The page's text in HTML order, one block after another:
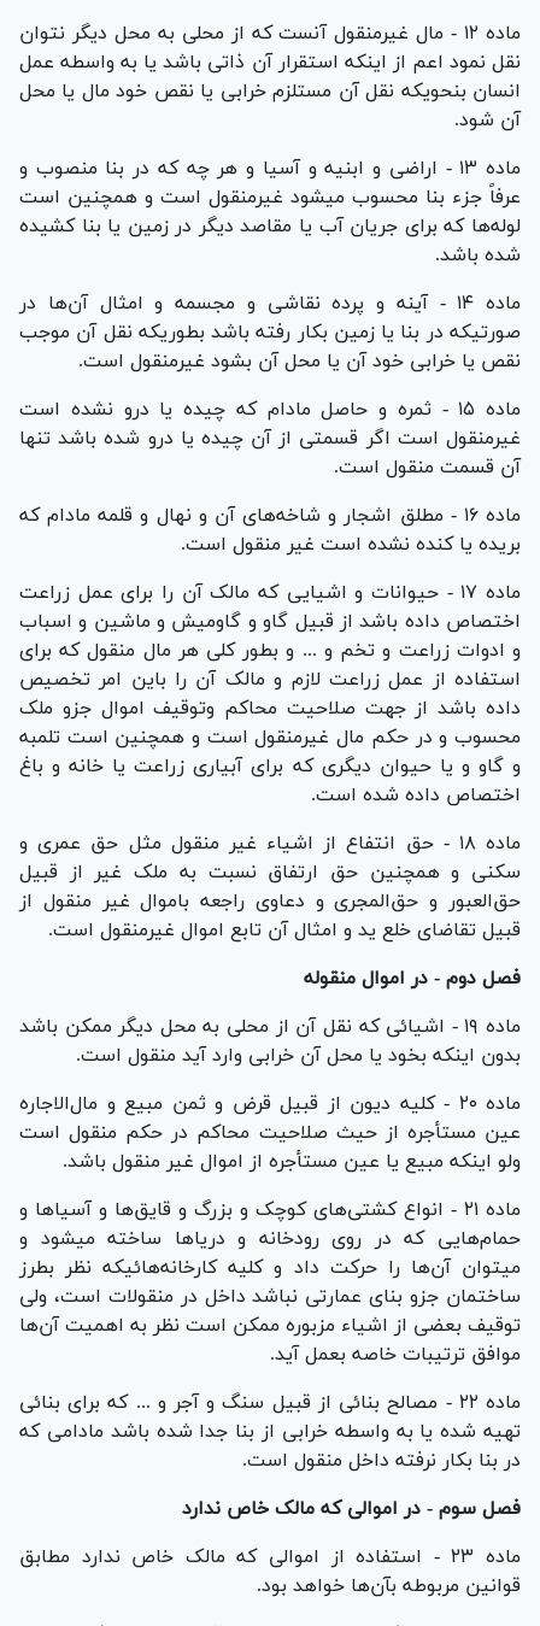
ماده ۱۲ - مال غیرمنقول آنست که از محلی به محل دیگر نتوان
نقل نمود اعم از اینکه استقرار آن ذاتی باشد یا به واسطه عمل
انسان بنحویکه نقل آن مستلزم خرابی یا نقص خود مال یا محل
آن شود.
ماده ۱۳ - اراضی و ابنیه و آسیا و هر چه که در بنا منصوب و
عرفاً جزء بنا محسوب میشود غیرمنقول است و همچنین است
لوله‌ها که برای جریان آب یا مقاصد دیگر در زمین یا بنا کشیده
شده باشد.
ماده ۱۴ - آینه و پرده نقاشی و مجسمه و امثال آن‌ها در
صورتیکه در بنا یا زمین بکار رفته باشد بطوریکه نقل آن موجب
نقص یا خرابی خود آن یا محل آن بشود غیرمنقول است.
ماده ۱۵ - ثمره و حاصل مادام که چیده یا درو نشده است
غیرمنقول است اگر قسمتی از آن چیده یا درو شده باشد تنها
آن قسمت منقول است.
ماده ۱۶ - مطلق اشجار و شاخه‌های آن و نهال و قلمه مادام که
بریده یا کنده نشده است غیر منقول است.
ماده ۱۷ - حیوانات و اشیایی که مالک آن را برای عمل زراعت
اختصاص داده باشد از قبیل گاو و گاومیش و ماشین و اسباب
و ادوات زراعت و تخم و ... و بطور کلی هر مال منقول که برای
استفاده از عمل زراعت لازم و مالک آن را باین امر تخصیص
داده باشد از جهت صلاحیت محاکم و‌توقیف اموال جزو ملک
محسوب و در حکم مال غیرمنقول است و همچنین است تلمبه
و گاو و یا حیوان دیگری که برای آبیاری زراعت یا خانه و باغ
اختصاص داده شده است.
ماده ۱۸ - حق انتفاع از اشیاء غیر منقول مثل حق عمری و
سکنی و همچنین حق ارتفاق نسبت به ملک غیر از قبیل
حق‌العبور و حق‌المجری و دعاوی راجعه باموال غیر منقول از
قبیل تقاضای خلع ید و امثال آن تابع اموال غیرمنقول است.
فصل دوم - در اموال منقوله
ماده ۱۹ - اشیائی که نقل آن از محلی به محل دیگر ممکن باشد
بدون اینکه بخود یا محل آن خرابی وارد آید منقول است.
ماده ۲۰ - کلیه دیون از قبیل قرض و ثمن مبیع و مال‌الاجاره
عین مستأجره از حیث صلاحیت محاکم در حکم منقول است
ولو اینکه مبیع یا عین مستأجره از اموال غیر منقول باشد.
ماده ۲۱ - انواع کشتی‌های کوچک و بزرگ و قایق‌ها و آسیا‌ها و
حمام‌هایی که در روی رودخانه و دریا‌ها ساخته میشود و
میتوان آن‌ها را حرکت داد و کلیه کارخانه‌هائیکه نظر بطرز
ساختمان جزو بنای عمارتی نباشد داخل در منقولات است، ولی
توقیف بعضی از اشیاء مزبوره ممکن است نظر به اهمیت آن‌ها
موافق ترتیبات خاصه بعمل آید.
ماده ۲۲ - مصالح بنائی از قبیل سنگ و آجر و ... که برای بنائی
تهیه شده یا به واسطه خرابی از بنا جدا شده باشد مادامی که
در بنا بکار نرفته داخل منقول است.
فصل سوم - در اموالی که مالک خاص ندارد
ماده ۲۳ - استفاده از اموالی که مالک خاص ندارد مطابق
قوانین مربوطه بآن‌ها خواهد بود.